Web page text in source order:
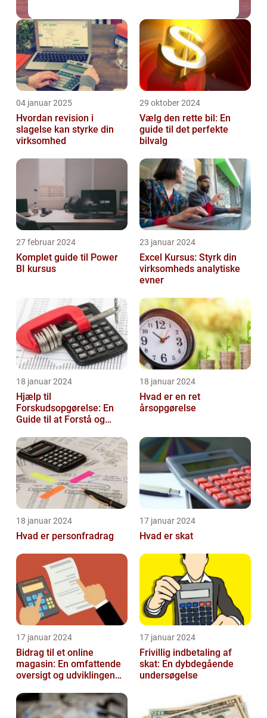
04 januar 2025
Hvordan revision i
slagelse kan styrke din
virksomhed
29 oktober 2024
Vælg den rette bil: En
guide til det perfekte
bilvalg
27 februar 2024
Komplet guide til Power
BI kursus
23 januar 2024
Excel Kursus: Styrk din
virksomheds analytiske
evner
18 januar 2024
Hjælp til
Forskudsopgørelse: En
Guide til at Forstå og
18 januar 2024
Hvad er en ret
årsopgørelse
18 januar 2024
Hvad er personfradrag
17 januar 2024
Hvad er skat
17 januar 2024
Bidrag til et online
magasin: En omfattende
oversigt og udviklingen
17 januar 2024
Frivillig indbetaling af
skat: En dybdegående
undersøgelse